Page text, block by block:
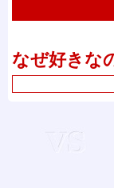
なぜ好きな